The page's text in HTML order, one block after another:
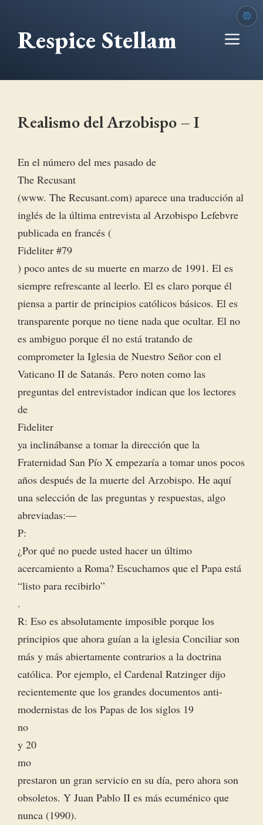
contenido
Respice Stellam
Realismo del Arzobispo – I
En el número del mes pasado de
The Recusant
(www. The Recusant.com) aparece una traducción al
inglés de la última entrevista al Arzobispo Lefebvre
publicada en francés (
Fideliter #79
) poco antes de su muerte en marzo de 1991. El es
siempre refrescante al leerlo. El es claro porque él
piensa a partir de principios católicos básicos. El es
transparente porque no tiene nada que ocultar. El no
es ambiguo porque él no está tratando de
comprometer la Iglesia de Nuestro Señor con el
Vaticano II de Satanás. Pero noten como las
preguntas del entrevistador indican que los lectores
de
Fideliter
ya inclinábanse a tomar la dirección que la
Fraternidad San Pío X empezaría a tomar unos pocos
años después de la muerte del Arzobispo. He aquí
una selección de las preguntas y respuestas, algo
abreviadas: —
P:
¿Por qué no puede usted hacer un último
acercamiento a Roma? Escuchamos que el Papa está
“listo para recibirlo”
.
R: Eso es absolutamente imposible porque los
principios que ahora guían a la iglesia Conciliar son
más y más abiertamente contrarios a la doctrina
católica. Por ejemplo, el Cardenal Ratzinger dijo
recientemente que los grandes documentos anti-
modernistas de los Papas de los siglos 19
no
y 20
mo
prestaron un gran servicio en su día, pero ahora son
obsoletos. Y Juan Pablo II es más ecuménico que
nunca (1990).